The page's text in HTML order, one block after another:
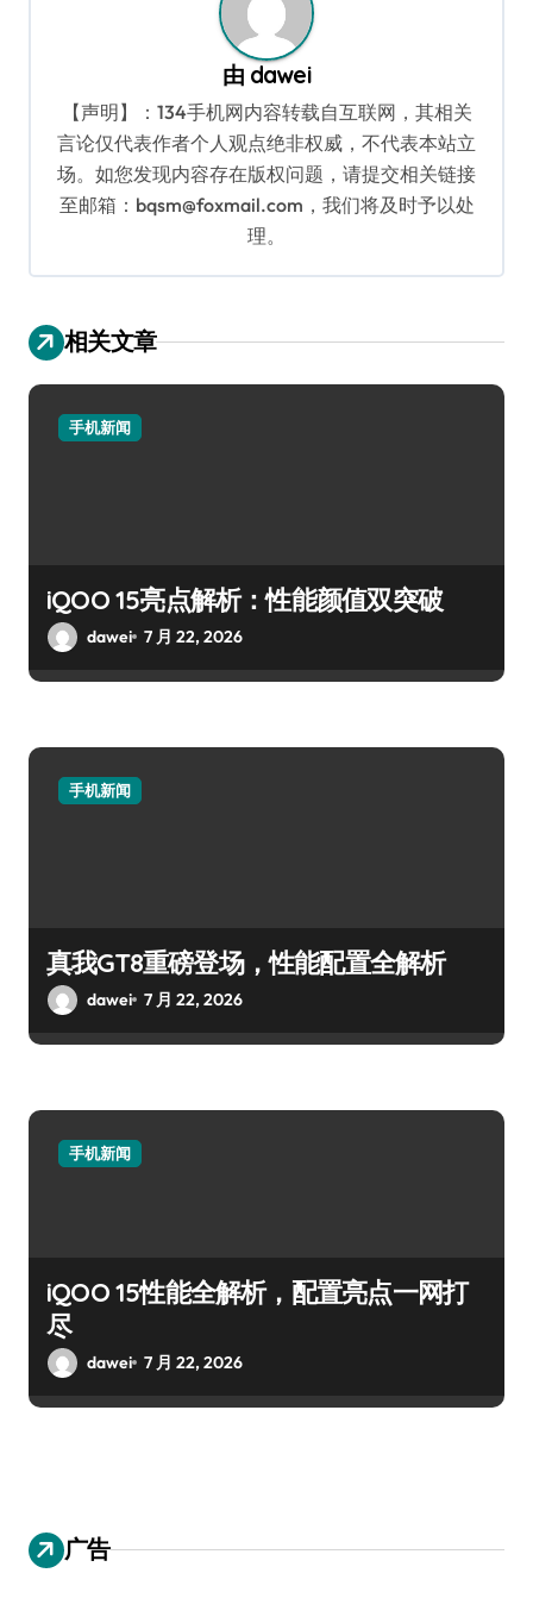
由 dawei
【声明】：134手机网内容转载自互联网，其相关
言论仅代表作者个人观点绝非权威，不代表本站立
场。如您发现内容存在版权问题，请提交相关链接
至邮箱：bqsm@foxmail.com，我们将及时予以处
理。
相关文章
手机新闻
iQOO 15亮点解析：性能颜值双突破
dawei 7 月 22, 2026
手机新闻
真我GT8重磅登场，性能配置全解析
dawei 7 月 22, 2026
手机新闻
iQOO 15性能全解析，配置亮点一网打
尽
dawei 7 月 22, 2026
广告